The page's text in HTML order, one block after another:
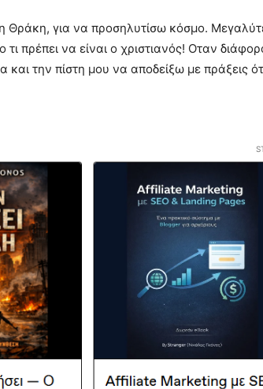
Θράκη, για να προσηλυτίσω κόσμο.
τι πρέπει να είναι ο χριστιανός! Οταν
και την πίστη μου να αποδείξω με πράξεις